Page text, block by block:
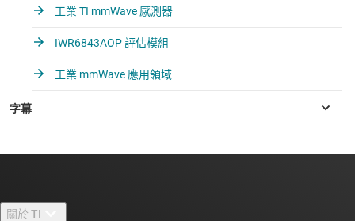
工業 TI mmWave 感測器
IWR6843AOP 評估模組
工業 mmWave 應用領域
關於 TI